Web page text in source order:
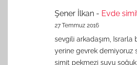
Şener İlkan - Evde
27 Temmuz 2016
sevgili arkadaşım, Israrla
yerine gevrek demiyoruz
simit pekmezi suyu soğuk